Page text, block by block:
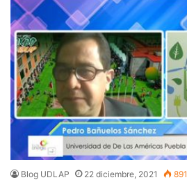
Blog UDLAP 22 diciembre, 2021 891